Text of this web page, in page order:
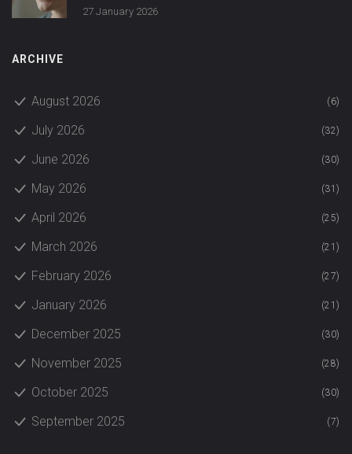
27 January 2026
ARCHIVE
August 2026 (6)
July 2026 (32)
June 2026 (30)
May 2026 (31)
April 2026 (25)
March 2026 (21)
February 2026 (27)
January 2026 (21)
December 2025 (30)
November 2025 (28)
October 2025 (30)
September 2025 (7)